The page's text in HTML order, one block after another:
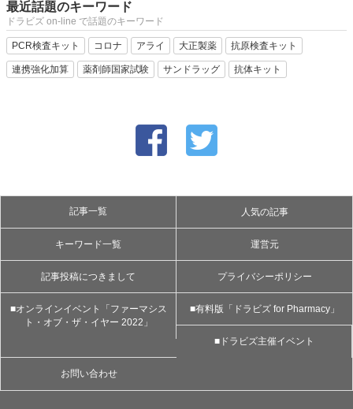
最近話題のキーワード
ドラビズ on-line で話題のキーワード
PCR検査キット コロナ アライ 大正製薬 抗原検査キット
連携強化加算 薬剤師国家試験 サンドラッグ 抗体キット
記事一覧 人気の記事
キーワード一覧 運営元
記事投稿につきまして プライバシーポリシー
■オンラインイベント「ファーマシス
ト・オブ・ザ・イヤー 2022」
■有料版「ドラビズ for Pharmacy」
■ドラビズ主催イベント
お問い合わせ